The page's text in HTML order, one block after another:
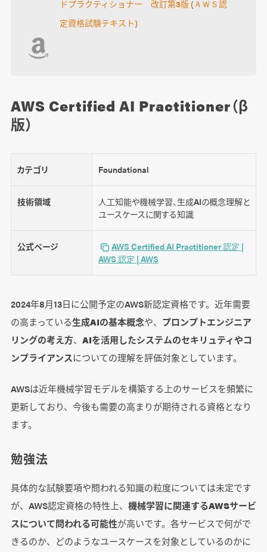
ドプラクティショナー 改訂第3版 (ＡＷＳ認
定資格試験テキスト)
AWS Certified AI Practitioner（β
版）
カテゴリ Foundational
技術領域
人工知能や機械学習、生成AIの概念理解と
ユースケースに関する知識
公式ページ
AWS Certified AI Practitioner 認定 |
AWS 認定 | AWS
2024年8月13日に公開予定のAWS新認定資格です。近年需要
の高まっている生成AIの基本概念や、 プロンプトエンジニア
リングの考え方、 AIを活用したシステムのセキリュティやコ
ンプライアンスについての理解を評価対象としています。
AWSは近年機械学習モデルを構築する上のサービスを頻繁に
更新しており、今後も需要の高まりが期待される資格となり
ます。
勉強法
具体的な試験要項や問われる知識の粒度については未定です
が、AWS認定資格の特性上、 機械学習に関連するAWSサービ
スについて問われる可能性が高いです。各サービスで何がで
きるのか、どのようなユースケースを対象としているのかに